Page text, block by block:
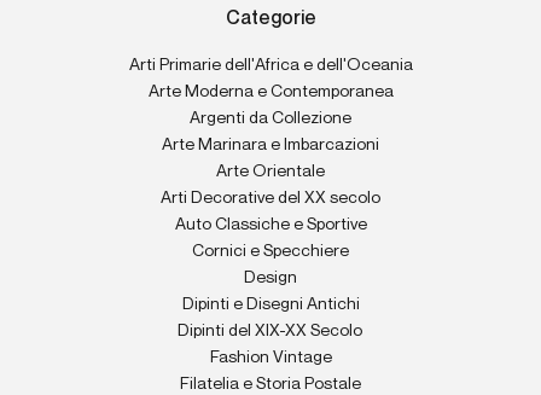
Categorie
Arti Primarie dell'Africa e dell'Oceania
Arte Moderna e Contemporanea
Argenti da Collezione
Arte Marinara e Imbarcazioni
Arte Orientale
Arti Decorative del XX secolo
Auto Classiche e Sportive
Cornici e Specchiere
Design
Dipinti e Disegni Antichi
Dipinti del XIX-XX Secolo
Fashion Vintage
Filatelia e Storia Postale